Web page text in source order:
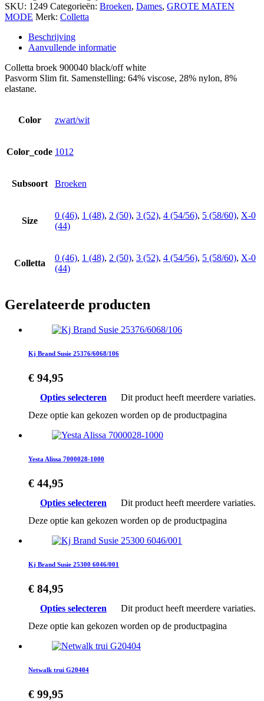
SKU: 1249 Categorieën: Broeken, Dames, GROTE MATEN
MODE Merk: Colletta
Beschrijving
Aanvullende informatie
Colletta broek 900040 black/off white
Pasvorm Slim fit. Samenstelling: 64% viscose, 28% nylon, 8%
elastane.
Color zwart/wit
Color_code 1012
Subsoort Broeken
Size
0 (46), 1 (48), 2 (50), 3 (52), 4 (54/56), 5 (58/60), X-0
(44)
Colletta
0 (46), 1 (48), 2 (50), 3 (52), 4 (54/56), 5 (58/60), X-0
(44)
Gerelateerde producten
Kj Brand Susie 25376/6068/106
€ 94,95
Opties selecteren
Dit product heeft meerdere variaties.
Deze optie kan gekozen worden op de productpagina
Yesta Alissa 7000028-1000
€ 44,95
Opties selecteren
Dit product heeft meerdere variaties.
Deze optie kan gekozen worden op de productpagina
Kj Brand Susie 25300 6046/001
€ 84,95
Opties selecteren
Dit product heeft meerdere variaties.
Deze optie kan gekozen worden op de productpagina
Netwalk trui G20404
€ 99,95